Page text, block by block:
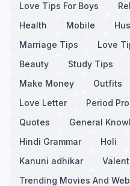
Love Tips For Boys
Health
Mobile
Marriage Tips
Love
Beauty
Study Tips
Make Money
Outfits
Love Letter
Period
Quotes
General
Hindi Grammar
Holi
Kanuni adhikar
Trending Movies And